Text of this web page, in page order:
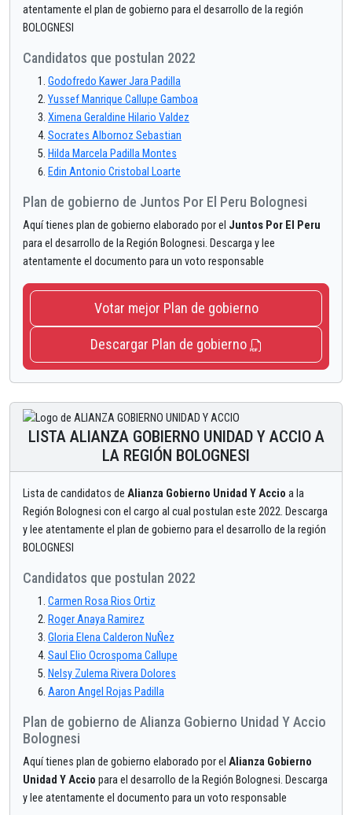
atentamente el plan de gobierno para el desarrollo de la región
BOLOGNESI
Candidatos que postulan 2022
Godofredo Kawer Jara Padilla
Yussef Manrique Callupe Gamboa
Ximena Geraldine Hilario Valdez
Socrates Albornoz Sebastian
Hilda Marcela Padilla Montes
Edin Antonio Cristobal Loarte
Plan de gobierno de Juntos Por El Peru Bolognesi
Aquí tienes plan de gobierno elaborado por el Juntos Por El Peru
para el desarrollo de la Región Bolognesi. Descarga y lee
atentamente el documento para un voto responsable
Votar mejor Plan de gobierno
Descargar Plan de gobierno
LISTA ALIANZA GOBIERNO UNIDAD Y ACCIO A
LA REGIÓN BOLOGNESI
Lista de candidatos de Alianza Gobierno Unidad Y Accio a la
Región Bolognesi con el cargo al cual postulan este 2022. Descarga
y lee atentamente el plan de gobierno para el desarrollo de la región
BOLOGNESI
Candidatos que postulan 2022
Carmen Rosa Rios Ortiz
Roger Anaya Ramirez
Gloria Elena Calderon NuÑez
Saul Elio Ocrospoma Callupe
Nelsy Zulema Rivera Dolores
Aaron Angel Rojas Padilla
Plan de gobierno de Alianza Gobierno Unidad Y Accio
Bolognesi
Aquí tienes plan de gobierno elaborado por el Alianza Gobierno
Unidad Y Accio para el desarrollo de la Región Bolognesi. Descarga
y lee atentamente el documento para un voto responsable